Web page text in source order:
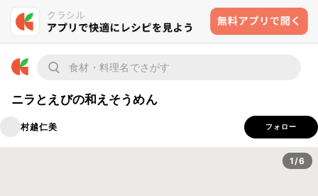
ニラとえびの和えそうめん
村越仁美 フォロー
1/6